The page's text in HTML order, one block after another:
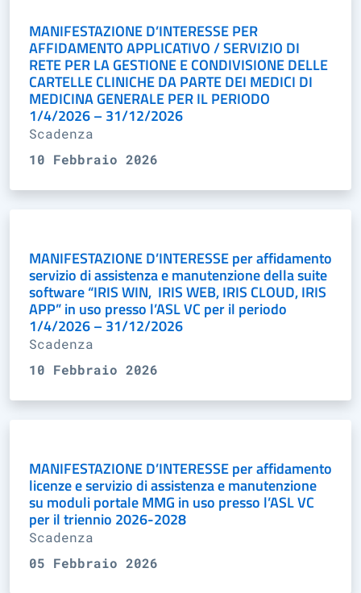
MANIFESTAZIONE D’INTERESSE PER
AFFIDAMENTO APPLICATIVO / SERVIZIO DI
RETE PER LA GESTIONE E CONDIVISIONE DELLE
CARTELLE CLINICHE DA PARTE DEI MEDICI DI
MEDICINA GENERALE PER IL PERIODO
1/4/2026 – 31/12/2026
Scadenza
10 Febbraio 2026
MANIFESTAZIONE D’INTERESSE per affidamento
servizio di assistenza e manutenzione della suite
software “IRIS WIN, IRIS WEB, IRIS CLOUD, IRIS
APP” in uso presso l’ASL VC per il periodo
1/4/2026 – 31/12/2026
Scadenza
10 Febbraio 2026
MANIFESTAZIONE D’INTERESSE per affidamento
licenze e servizio di assistenza e manutenzione
su moduli portale MMG in uso presso l’ASL VC
per il triennio 2026-2028
Scadenza
05 Febbraio 2026